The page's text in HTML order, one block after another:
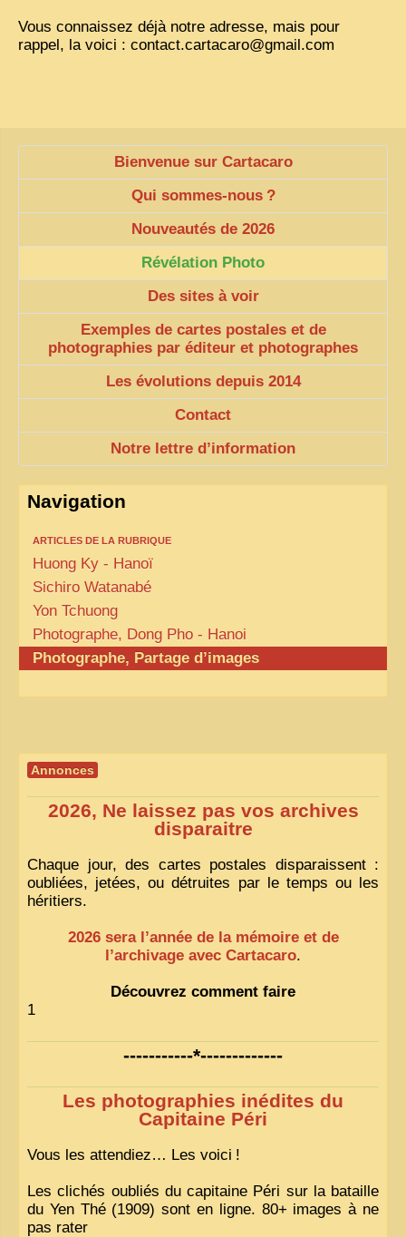
INSOLITES
2025 LAOS 1950 CPSM
2026 PERI, VIÊT-CONG
VIETNAM
ZOOM PHOTO
DÊ THAM
MUSÉES
ALBUMS FAMILLE
EN
Vous connaissez déjà notre adresse, mais pour
rappel, la voici : contact.cartacaro@gmail.com
Bienvenue sur Cartacaro
Qui sommes-nous ?
Nouveautés de 2026
Révélation Photo
Des sites à voir
Exemples de cartes postales et de
photographies par éditeur et photographes
Les évolutions depuis 2014
Contact
Notre lettre d’information
Navigation
ARTICLES DE LA RUBRIQUE
Huong Ky - Hanoï
Sichiro Watanabé
Yon Tchuong
Photographe, Dong Pho - Hanoi
Photographe, Partage d’images
Annonces
2026, Ne laissez pas vos archives
disparaitre
Chaque jour, des cartes postales disparaissent :
oubliées, jetées, ou détruites par le temps ou les
héritiers.
2026 sera l’année de la mémoire et de
l’archivage avec Cartacaro.
Découvrez comment faire
1
-----------*-------------
Les photographies inédites du
Capitaine Péri
Vous les attendiez… Les voici !
Les clichés oubliés du capitaine Péri sur la bataille
du Yen Thé (1909) sont en ligne. 80+ images à ne
pas rater